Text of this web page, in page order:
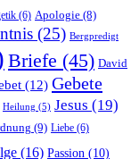
(6) Apologie (8)
(25) Bergpredigt
Briefe (45) David
(12) Gebete
Heilung (5) Jesus (19)
(9) Liebe (6)
(16) Passion (10)